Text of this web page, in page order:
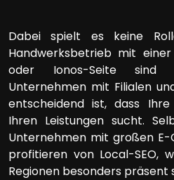
Dabei spielt es keine
Handwerksbetrieb mit
oder Ionos-Seite
Unternehmen mit Filialen
entscheidend ist, dass
Ihren Leistungen sucht.
Unternehmen mit großen
profitieren von Local-SEO,
Regionen besonders präsent